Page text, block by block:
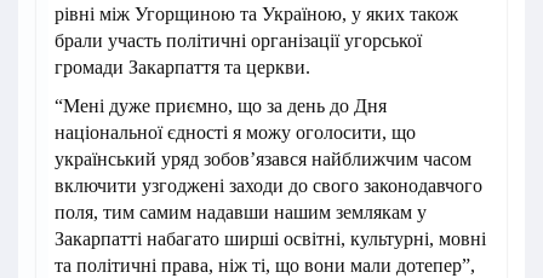
рівні між Угорщиною та Україною, у яких також
брали участь політичні організації угорської
громади Закарпаття та церкви.
“Мені дуже приємно, що за день до Дня
національної єдності я можу оголосити, що
український уряд зобов’язався найближчим часом
включити узгоджені заходи до свого законодавчого
поля, тим самим надавши нашим землякам у
Закарпатті набагато ширші освітні, культурні, мовні
та політичні права, ніж ті, що вони мали дотепер”,